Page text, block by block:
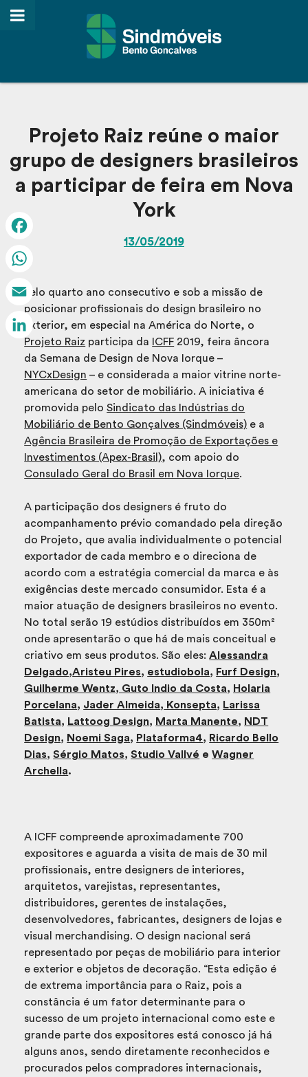
Projeto Raiz reúne o maior
grupo de designers brasileiros
a participar de feira em Nova
York
13/05/2019
Pelo quarto ano consecutivo e sob a missão de
posicionar profissionais do design brasileiro no
exterior, em especial na América do Norte, o
Projeto Raiz participa da ICFF 2019, feira âncora
da Semana de Design de Nova Iorque –
NYCxDesign – e considerada a maior vitrine norte-
americana do setor de mobiliário. A iniciativa é
promovida peloSindicato das Indústrias do
Mobiliário de Bento Gonçalves (Sindmóveis) e a
Agência Brasileira de Promoção de Exportações e
Investimentos (Apex-Brasil), com apoio do
Consulado Geral do Brasil em Nova Iorque.
A participação dos designers é fruto do
acompanhamento prévio comandado pela direção
do Projeto, que avalia individualmente o potencial
exportador de cada membro e o direciona de
acordo com a estratégia comercial da marca e às
exigências deste mercado consumidor. Esta é a
maior atuação de designers brasileiros no evento.
No total serão 19 estúdios distribuídos em 350m²
onde apresentarão o que há de mais conceitual e
criativo em seus produtos. São eles:Alessandra
Delgado,Aristeu Pires, estudiobola, Furf Design,
Guilherme Wentz, Guto Indio da Costa, Holaria
Porcelana, Jader Almeida, Konsepta, Larissa
Batista, Lattoog Design, Marta Manente, NDT
Design, Noemi Saga, Plataforma4, Ricardo Bello
Dias,Sérgio Matos,Studio Vallvé eWagner
Archella.
A ICFF compreende aproximadamente 700
expositores e aguarda a visita de mais de 30 mil
profissionais, entre designers de interiores,
arquitetos, varejistas, representantes,
distribuidores, gerentes de instalações,
desenvolvedores, fabricantes, designers de lojas e
visual merchandising. O design nacional será
representado por peças de mobiliário para interior
e exterior e objetos de decoração. “Esta edição é
de extrema importância para o Raiz, pois a
constância é um fator determinante para o
sucesso de um projeto internacional como este e
grande parte dos expositores está conosco já há
alguns anos, sendo diretamente reconhecidos e
procurados pelos compradores internacionais,
Facebook
Email
LinkedIn